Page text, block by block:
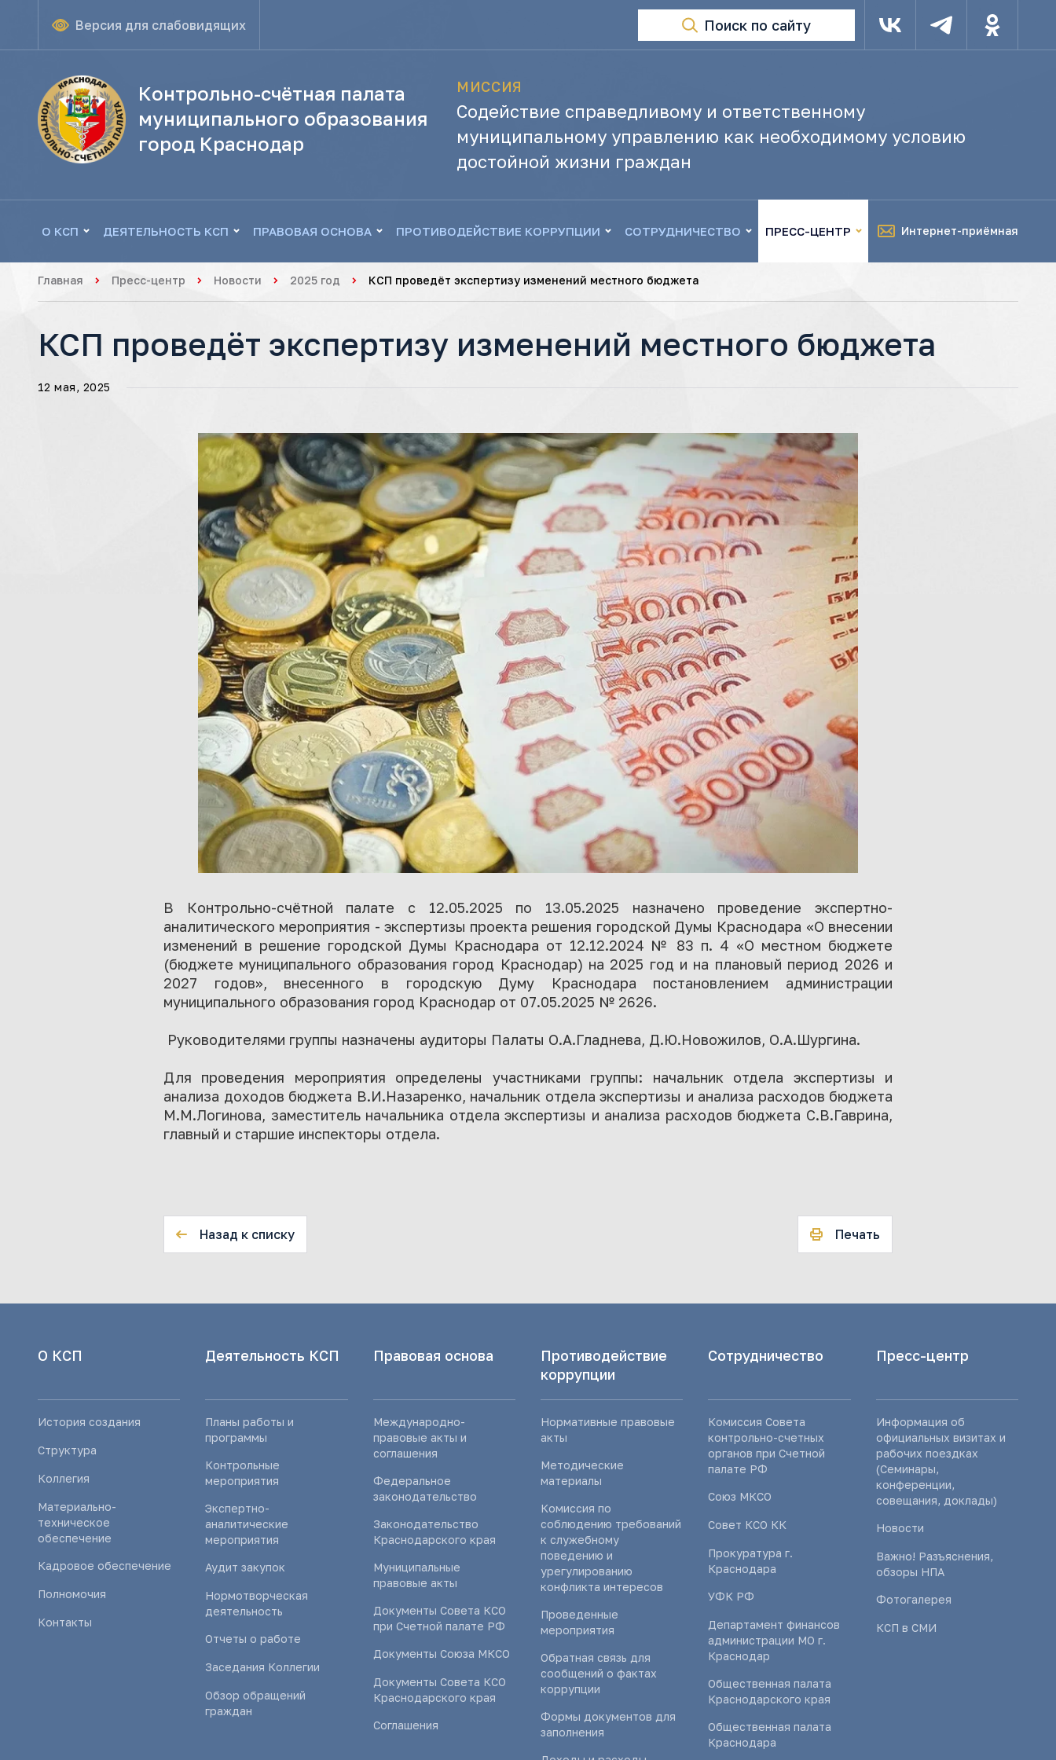
Версия для слабовидящих Поиск по сайту
Контрольно-счётная палата
муниципального образования
город Краснодар
МИССИЯ
Содействие справедливому и ответственному
муниципальному управлению как необходимому условию
достойной жизни граждан
О КСП ДЕЯТЕЛЬНОСТЬ КСП ПРАВОВАЯ ОСНОВА ПРОТИВОДЕЙСТВИЕ КОРРУПЦИИ СОТРУДНИЧЕСТВО ПРЕСС-ЦЕНТР Интернет-приёмная
Главная Пресс-центр Новости 2025 год КСП проведёт экспертизу изменений местного бюджета
КСП проведёт экспертизу изменений местного бюджета
12 мая, 2025
В Контрольно-счётной палате с 12.05.2025 по 13.05.2025 назначено проведение экспертно-
аналитического мероприятия - экспертизы проекта решения городской Думы Краснодара «О внесении
изменений в решение городской Думы Краснодара от 12.12.2024 № 83 п. 4 «О местном бюджете
(бюджете муниципального образования город Краснодар) на 2025 год и на плановый период 2026 и
2027 годов», внесенного в городскую Думу Краснодара постановлением администрации
муниципального образования город Краснодар от 07.05.2025 № 2626.
Руководителями группы назначены аудиторы Палаты О.А.Гладнева, Д.Ю.Новожилов, О.А.Шургина.
Для проведения мероприятия определены участниками группы: начальник отдела экспертизы и
анализа доходов бюджета В.И.Назаренко, начальник отдела экспертизы и анализа расходов бюджета
М.М.Логинова, заместитель начальника отдела экспертизы и анализа расходов бюджета С.В.Гаврина,
главный и старшие инспекторы отдела.
Назад к списку Печать
О КСП
История создания
Структура
Коллегия
Материально-
техническое
обеспечение
Кадровое обеспечение
Полномочия
Контакты
Деятельность КСП
Планы работы и
программы
Контрольные
мероприятия
Экспертно-
аналитические
мероприятия
Аудит закупок
Нормотворческая
деятельность
Отчеты о работе
Заседания Коллегии
Обзор обращений
граждан
Правовая основа
Международно-
правовые акты и
соглашения
Федеральное
законодательство
Законодательство
Краснодарского края
Муниципальные
правовые акты
Документы Совета КСО
при Счетной палате РФ
Документы Союза МКСО
Документы Совета КСО
Краснодарского края
Соглашения
Противодействие
коррупции
Нормативные правовые
акты
Методические
материалы
Комиссия по
соблюдению требований
к служебному
поведению и
урегулированию
конфликта интересов
Проведенные
мероприятия
Обратная связь для
сообщений о фактах
коррупции
Формы документов для
заполнения
Сотрудничество
Комиссия Совета
контрольно-счетных
органов при Счетной
палате РФ
Союз МКСО
Совет КСО КК
Прокуратура г.
Краснодара
УФК РФ
Департамент финансов
администрации МО г.
Краснодар
Общественная палата
Краснодарского края
Общественная палата
Краснодара
Пресс-центр
Информация об
официальных визитах и
рабочих поездках
(Семинары,
конференции,
совещания, доклады)
Новости
Важно! Разъяснения,
обзоры НПА
Фотогалерея
КСП в СМИ